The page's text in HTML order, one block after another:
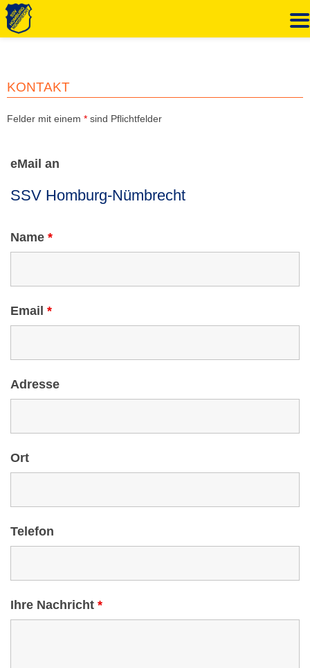
springen
KONTAKT
Felder mit einem * sind Pflichtfelder
eMail an
Name *
Email *
Adresse
Ort
Telefon
Ihre Nachricht *